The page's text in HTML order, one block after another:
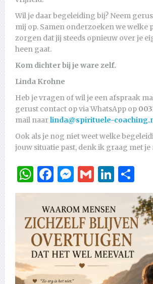
Wil je daar begeleiding bij? Neem
mij op. Samen onderzoeken we welke
zorgen dat jij steeds opnieuw over je
heen gaat.
Kom dichter bij je ware zelf.
Linda Krohne
Heb je vragen of wil je een afspraak
gerust contact op via WhatsApp op
mail naarlinda@spirituele-
Ook als je nog niet weet welke
jouw situatie past, denk ik graag met je
WhatsApp
Facebook
Messenger
Gmail